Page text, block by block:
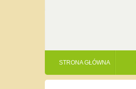
STRONA GŁÓWNA